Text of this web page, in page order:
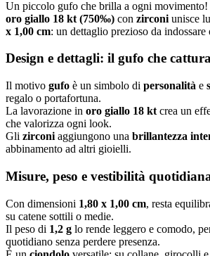
Un piccolo gufo che brilla a ogni movimento!
oro giallo 18 kt (750‰) con zirconi unisce
x 1,00 cm: un dettaglio prezioso da
Design e dettagli: il gufo che
Il motivo gufo è un simbolo di personalità e
regalo o portafortuna.
La lavorazione in oro giallo 18 kt crea un
che valorizza ogni look.
Gli zirconi aggiungono una brillantezza
abbinamento ad altri gioielli.
Misure, peso e vestibilità
Con dimensioni 1,80 x 1,00 cm, resta
su catene sottili o medie.
Il peso di 1,2 g lo rende leggero e comodo,
quotidiano senza perdere presenza.